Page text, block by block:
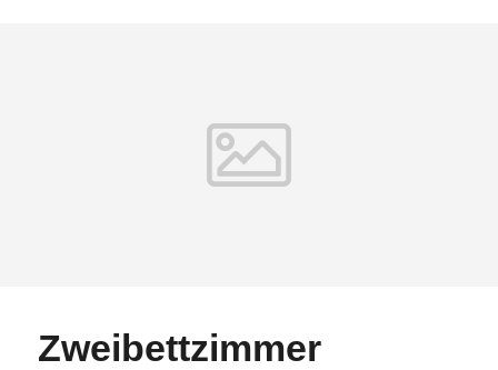
Zweibettzimmer